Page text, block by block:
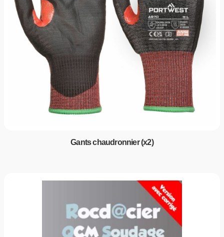
Gants chaudronnier (x2)